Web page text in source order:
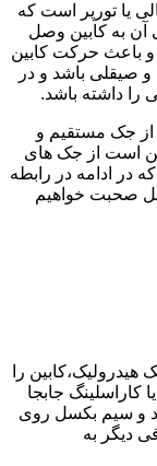
یا تورپر است که
آن به کابین وصل
باعث حرکت کابین
صیقلی باشد و در
را داشته باشد.
ظرفیتشان 30 تن است از جک مستقیم و
آسانسورهایی که ظرفیتشان بیش از 30 تن است از جک های
در ادامه در رابطه
صحبت خواهیم
را
جابجا
و سیم بکسل روی
دیگر به